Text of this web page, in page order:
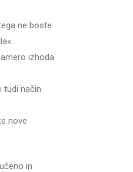
ne boste
izhoda
tudi način
nove
in